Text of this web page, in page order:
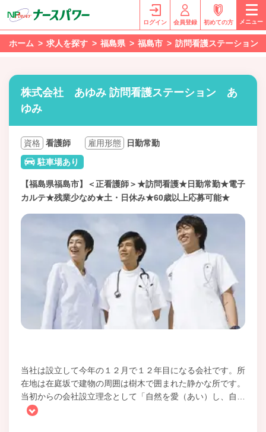
ログイン 会員登録 初めての方 メニュー
ホーム 求人を探す 福島県 福島市 訪問看護ステーション
株式会社 あゆみ 訪問看護ステーション あ
ゆみ
資格 看護師 雇用形態
日勤常勤
駐車場あり
【福島県福島市】＜正看護師＞★訪問看護★日勤常勤★電子
カルテ★残業少なめ★土・日休み★60歳以上応募可能★
当社は設立して今年の１２月で１２年目になる会社です。所
在地は在庭坂で建物の周囲は樹木で囲まれた静かな所です。
当初からの会社設立理念として「自然を愛（あい）し、自